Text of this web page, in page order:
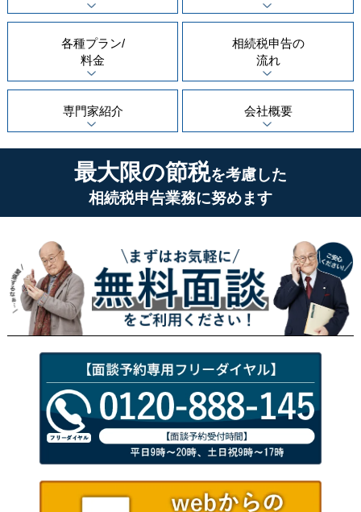
各種プラン/
料金
相続税申告の
流れ
専門家紹介 会社概要
最大限の節税を考慮した
相続税申告業務に努めます